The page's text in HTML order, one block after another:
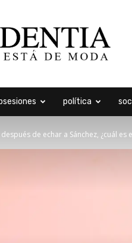
política
después de echar a Sánchez, ¿cuál es